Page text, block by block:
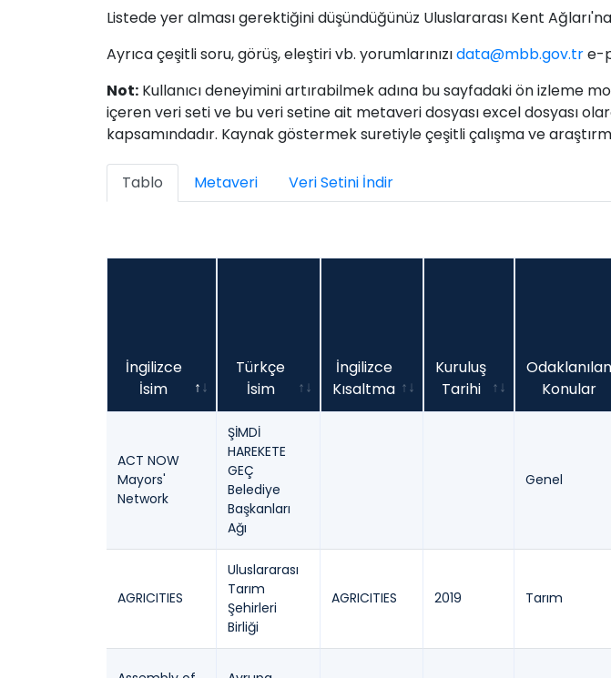
Listede yer alması gerektiğini düşündüğünüz Uluslararası Kent
Ayrıca çeşitli soru, görüş, eleştiri vb. yorumlarınızıdata@mbb.gov.tre-
Not: Kullanıcı deneyimini artırabilmek adına bu sayfadaki ön izleme
içeren veri seti ve bu veri setine ait metaveri dosyası excel dosyası
kapsamındadır. Kaynak göstermek suretiyle çeşitli çalışma ve
Tablo Metaveri Veri Setini İndir
İngilizce
İsim
Türkçe
İsim
İngilizce
Kısaltma
Kuruluş
Tarihi
Odaklanılan
Konular
Türkçe
İsim
ACT NOW
Mayors'
Network
ŞİMDİ
HAREKETE
GEÇ
Belediye
Başkanları
Ağı
Genel
AGRICITIES
Uluslararası
Tarım
Şehirleri
Birliği
AGRICITIES 2019 Tarım